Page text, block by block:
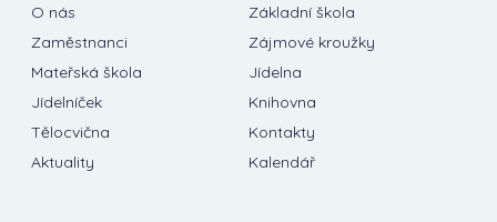
O nás
Základní škola
Zaměstnanci
Zájmové kroužky
Mateřská škola
Jídelna
Jídelníček
Knihovna
Tělocvična
Kontakty
Aktuality
Kalendář